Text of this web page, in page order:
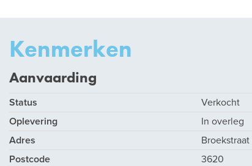
Kenmerken
Aanvaarding
Status
Verkocht
Oplevering
In overleg
Adres
Broekstraat
Postcode
3620